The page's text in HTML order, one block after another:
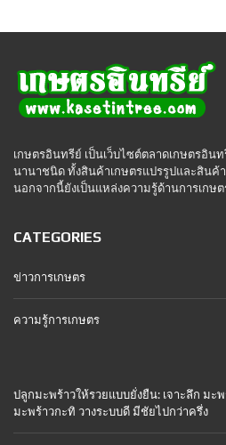
เกษตรอินทรีย์ เป็นเว็บไซต์ตลาดเกษตรอิน
นานาชนิด ทั้งสินค้าเกษตรแปรรูปและสินค้
นอกจากนี้ยังเป็นแหล่งความรู้ด้านการเกษ
CATEGORIES
ข่าวการเกษตร
ความรู้การเกษตร
ปลูกมะพร้าวให้รวยแบบยั่งยืน: เจาะลึก มะ
มะพร้าวกะทิ วางระบบดี มีชัยไปกว่าครึ่ง